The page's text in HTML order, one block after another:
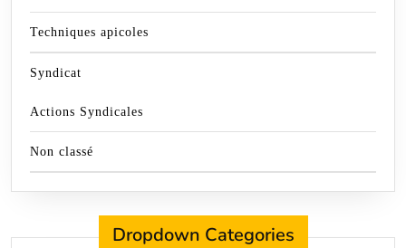
Techniques apicoles
Syndicat
Actions Syndicales
Non classé
Dropdown Categories